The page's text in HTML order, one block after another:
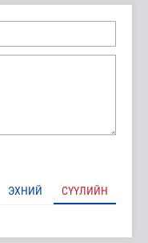
ЭХНИЙ СҮҮЛИЙН